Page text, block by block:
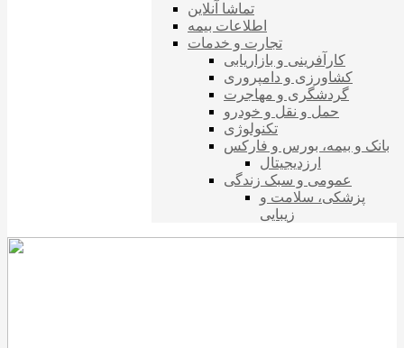
تماشا آنلاین
اطلاعات بیمه
تجارت و خدمات
کارآفرینی و بازاریابی
کشاورزی و دامپروری
گردشگری و مهاجرت
حمل و نقل و خودرو
تکنولوژی
بانک و بیمه، بورس و فارکس
ارزدیجیتال
عمومی و سبک زندگی
پزشکی، سلامت و
زیبایی